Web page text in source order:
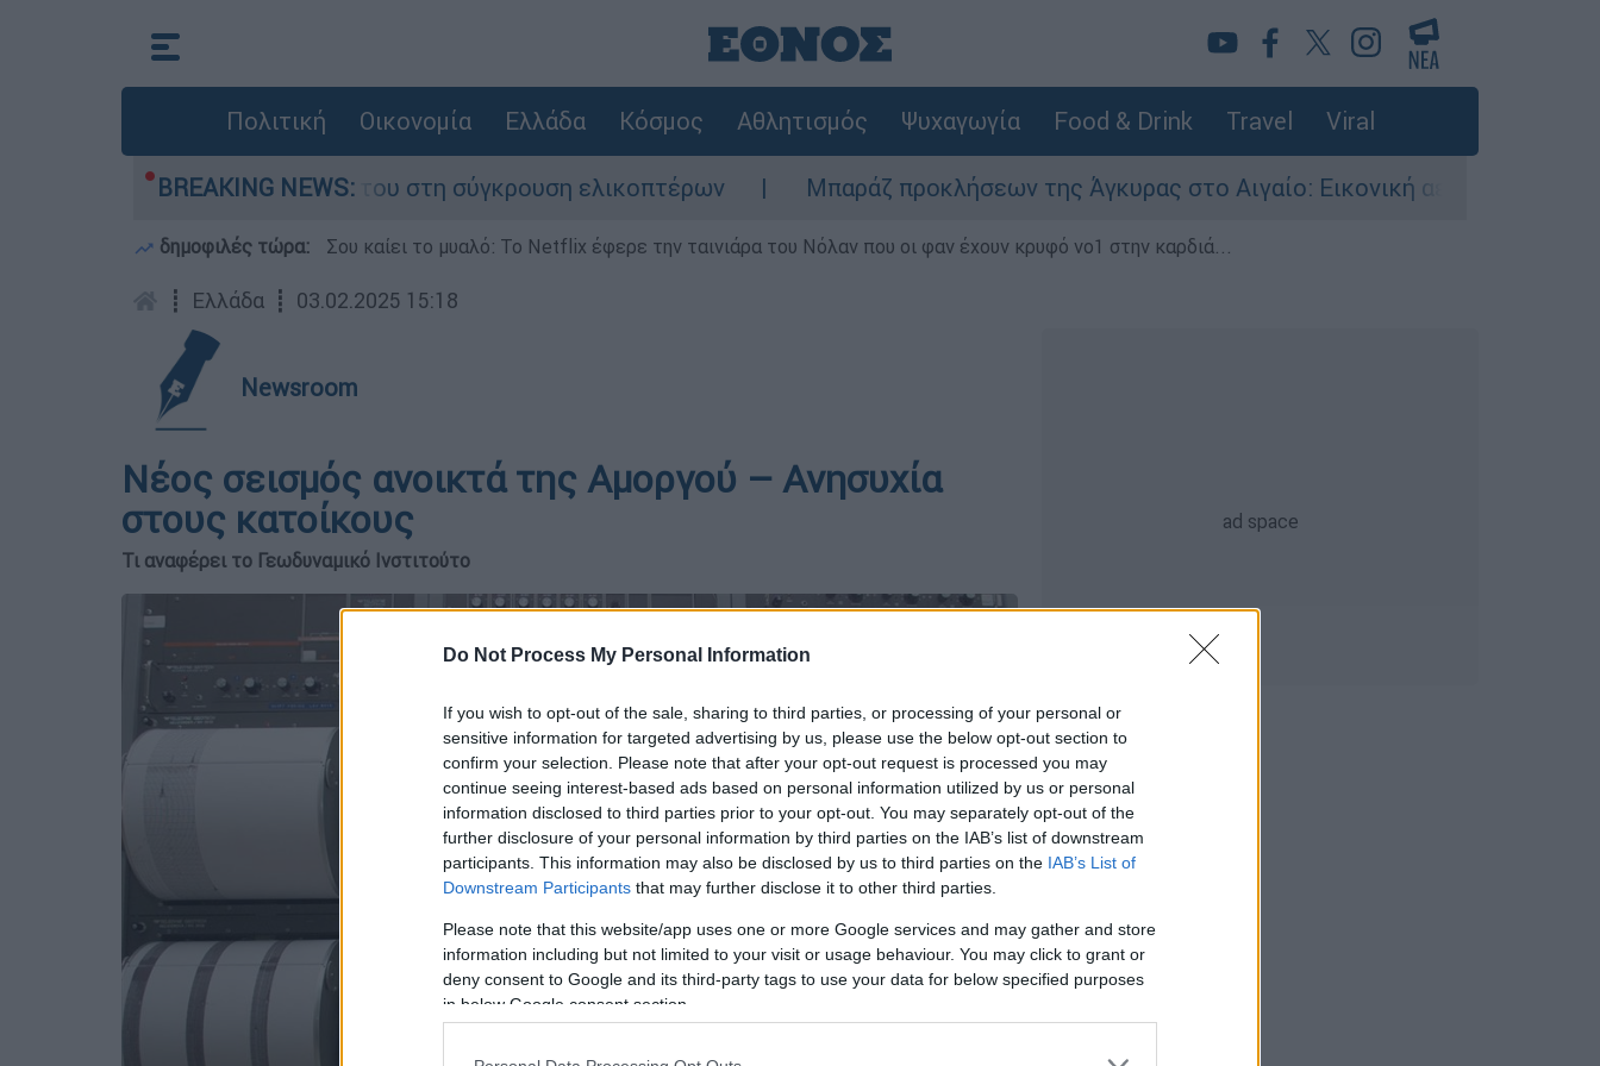
Do Not Process My Personal Information
If you wish to opt-out of the sale, sharing to third parties, or processing of your personal or
sensitive information for targeted advertising by us, please use the below opt-out section to
confirm your selection. Please note that after your opt-out request is processed you may
continue seeing interest-based ads based on personal information utilized by us or personal
information disclosed to third parties prior to your opt-out. You may separately opt-out of the
further disclosure of your personal information by third parties on the IAB’s list of downstream
participants. This information may also be disclosed by us to third parties on the IAB’s List of
Downstream Participants that may further disclose it to other third parties.
Please note that this website/app uses one or more Google services and may gather and store
information including but not limited to your visit or usage behaviour. You may click to grant or
deny consent to Google and its third-party tags to use your data for below specified purposes
in below Google consent section.
Πολιτική Οικονομία Ελλάδα Κόσμος Αθλητισμός Ψυχαγωγία Food & Drink Travel Viral
BREAKING NEWS:
που έχασε τη ζωή του στη σύγκρουση ελικοπτέρων Μπαράζ προκλήσεων της Άγκυρας στο Αιγαίο: Εικονική αερομαχία ανάμεσα
δημοφιλές τώρα: Σου καίει το μυαλό: Το Netflix έφερε την ταινιάρα του Νόλαν που οι φαν έχουν κρυφό νο1 στην καρδιά...
┋ Ελλάδα ┋ 03.02.2025 15:18
Newsroom
Νέος σεισμός ανοικτά της Αμοργού – Ανησυχία
στους κατοίκους
Τι αναφέρει το Γεωδυναμικό Ινστιτούτο